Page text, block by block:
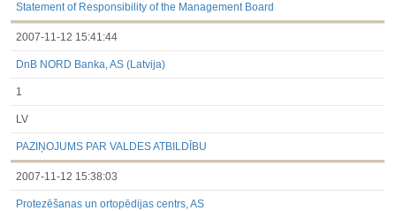
Statement of Responsibility of the Management Board
2007-11-12 15:41:44
DnB NORD Banka, AS (Latvija)
1
LV
PAZIŅOJUMS PAR VALDES ATBILDĪBU
2007-11-12 15:38:03
Protezēšanas un ortopēdijas centrs, AS